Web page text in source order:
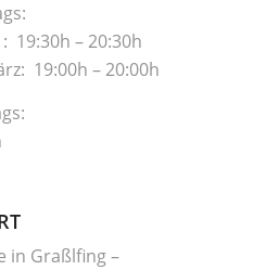
19:30h – 20:30h
19:00h – 20:00h
in Graßlfing –